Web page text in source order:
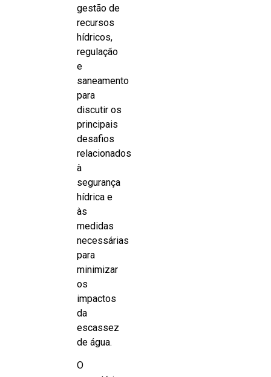
gestão de
recursos
hídricos,
regulação
e
saneamento
para
discutir os
principais
desafios
relacionados
à
segurança
hídrica e
às
medidas
necessárias
para
minimizar
os
impactos
da
escassez
de água.
O